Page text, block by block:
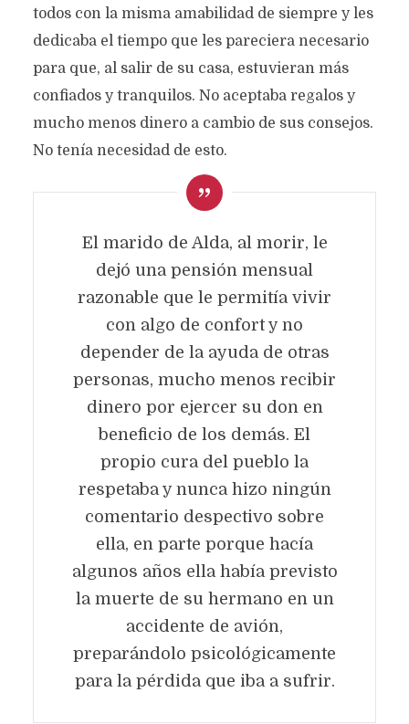
todos con la misma amabilidad de siempre y les
dedicaba el tiempo que les pareciera necesario
para que, al salir de su casa, estuvieran más
confiados y tranquilos. No aceptaba regalos y
mucho menos dinero a cambio de sus consejos.
No tenía necesidad de esto.
El marido de Alda, al morir, le
dejó una pensión mensual
razonable que le permitía vivir
con algo de confort y no
depender de la ayuda de otras
personas, mucho menos recibir
dinero por ejercer su don en
beneficio de los demás. El
propio cura del pueblo la
respetaba y nunca hizo ningún
comentario despectivo sobre
ella, en parte porque hacía
algunos años ella había previsto
la muerte de su hermano en un
accidente de avión,
preparándolo psicológicamente
para la pérdida que iba a sufrir.